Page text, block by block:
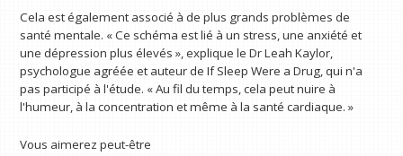
Cela est également associé à de plus grands problèmes de
santé mentale. « Ce schéma est lié à un stress, une anxiété et
une dépression plus élevés », explique le Dr Leah Kaylor,
psychologue agréée et auteur de If Sleep Were a Drug, qui n'a
pas participé à l'étude. « Au fil du temps, cela peut nuire à
l'humeur, à la concentration et même à la santé cardiaque. »
Vous aimerez peut-être